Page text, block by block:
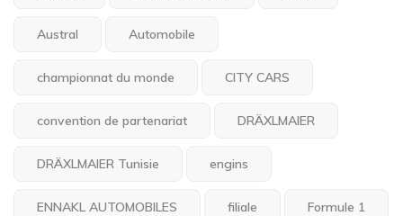
Austral Automobile
championnat du monde CITY CARS
convention de partenariat DRÄXLMAIER
DRÄXLMAIER Tunisie engins
ENNAKL AUTOMOBILES filiale Formule 1